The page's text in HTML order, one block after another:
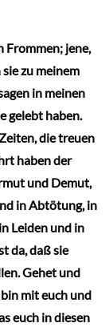
Frommen; jene,
zu meinem
in meinen
gelebt haben.
die treuen
haben der
und Demut,
in Abtötung, in
Leiden und in
da, daß sie
Gehet und
mit euch und
euch in diesen